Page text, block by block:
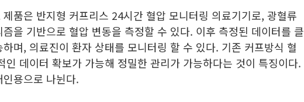
품은 반지형 커프리스 24시간 혈압 모니터링 의료기기로, 광혈류
을 기반으로 혈압 변동을 측정할 수 있다. 이후 측정된 데이터를 클
며, 의료진이 환자 상태를 모니터링 할 수 있다. 기존 커프방식 혈
인 데이터 확보가 가능해 정밀한 관리가 가능하다는 것이 특징이다.
용으로 나뉜다.